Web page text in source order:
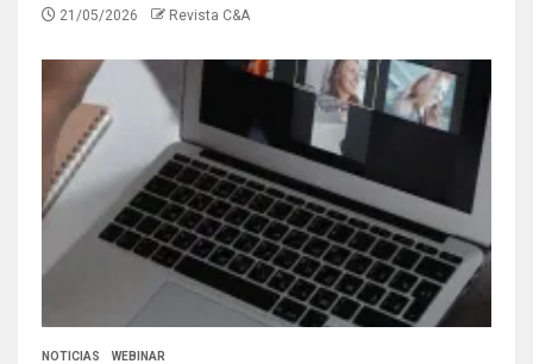
21/05/2026 Revista C&A
NOTICIAS WEBINAR